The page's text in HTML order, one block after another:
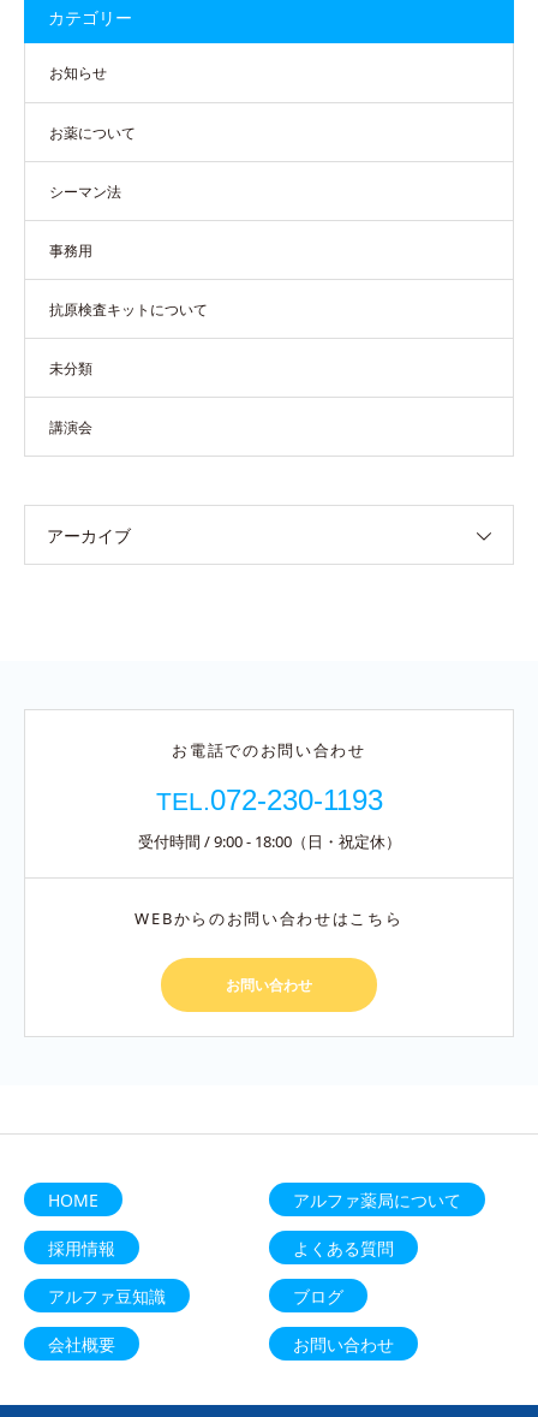
カテゴリー
お知らせ
お薬について
シーマン法
事務用
抗原検査キットについて
未分類
講演会
アーカイブ
お電話でのお問い合わせ
TEL.072-230-1193
受付時間 / 9:00 - 18:00（日・祝定休）
WEBからのお問い合わせはこちら
お問い合わせ
HOME アルファ薬局について
採用情報 よくある質問
アルファ豆知識 ブログ
会社概要 お問い合わせ